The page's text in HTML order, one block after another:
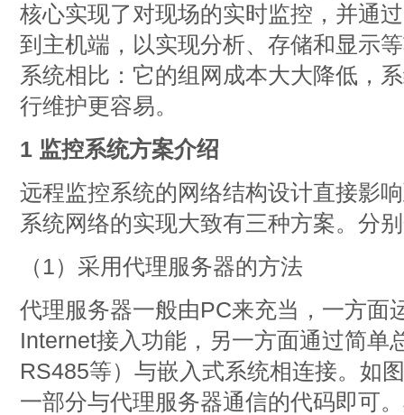
核心实现了对现场的实时监控，并通
到主机端，以实现分析、存储和显示
系统相比：它的组网成本大大降低，
行维护更容易。
1 监控系统方案介绍
远程监控系统的网络结构设计直接影
系统网络的实现大致有三种方案。分
（1）采用代理服务器的方法
代理服务器一般由PC来充当，一方面
Internet接入功能，另一方面通过简单
RS485等）与嵌入式系统相连接。如
一部分与代理服务器通信的代码即可